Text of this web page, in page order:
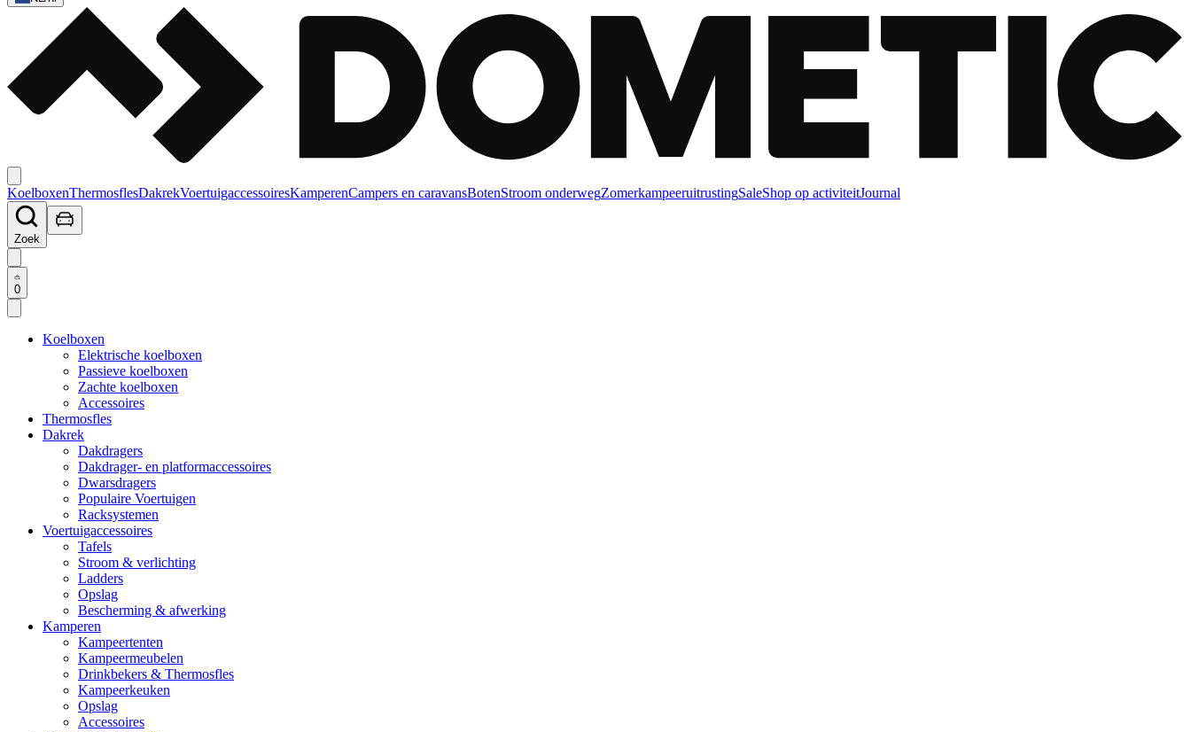
KoelboxenThermosflesDakrekVoertuigaccessoiresKamperenCampers en caravansBotenStroom onderwegZomerkampeeruitrustingSaleShop op activiteitJournal
Zoek
0
Koelboxen
Elektrische koelboxen
Passieve koelboxen
Zachte koelboxen
Accessoires
Thermosfles
Dakrek
Dakdragers
Dakdrager- en platformaccessoires
Dwarsdragers
Populaire Voertuigen
Racksystemen
Voertuigaccessoires
Tafels
Stroom & verlichting
Ladders
Opslag
Bescherming & afwerking
Kamperen
Kampeertenten
Kampeermeubelen
Drinkbekers & Thermosfles
Kampeerkeuken
Opslag
Accessoires